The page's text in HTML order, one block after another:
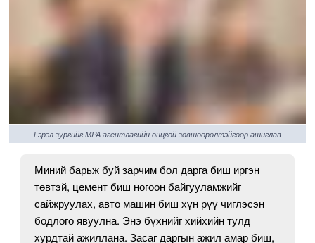
Гэрэл зургийг MPA агентлагийн онцгой зөвшөөрөлтэйгөөр ашиглав
Миний барьж буй зарчим бол дарга биш иргэн
төвтэй, цемент биш ногоон байгууламжийг
сайжруулах, авто машин биш хүн рүү чиглэсэн
бодлого явуулна. Энэ бүхнийг хийхийн тулд
хурдтай ажиллана. Засаг даргын ажил амар биш,